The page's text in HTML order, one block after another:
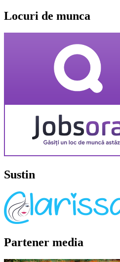
Locuri de munca
Sustin
Partener media